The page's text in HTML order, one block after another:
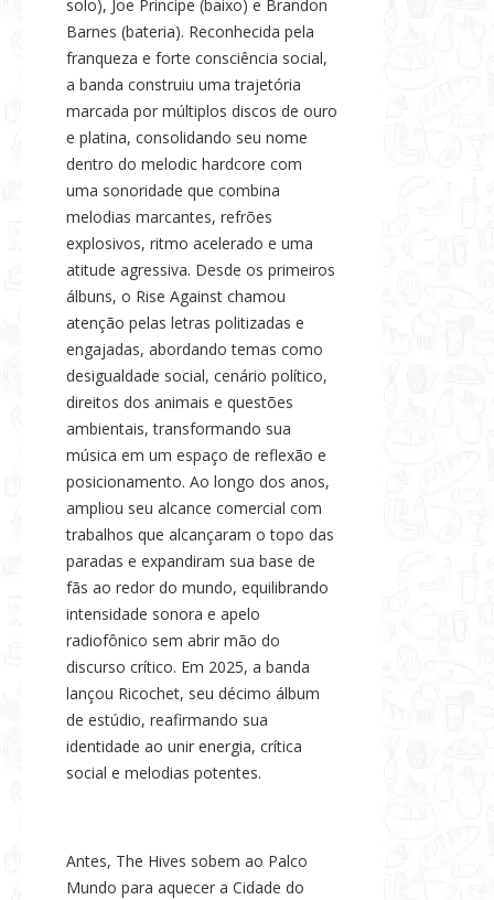
solo), Joe Principe (baixo) e Brandon
Barnes (bateria). Reconhecida pela
franqueza e forte consciência social,
a banda construiu uma trajetória
marcada por múltiplos discos de ouro
e platina, consolidando seu nome
dentro do melodic hardcore com
uma sonoridade que combina
melodias marcantes, refrões
explosivos, ritmo acelerado e uma
atitude agressiva. Desde os primeiros
álbuns, o Rise Against chamou
atenção pelas letras politizadas e
engajadas, abordando temas como
desigualdade social, cenário político,
direitos dos animais e questões
ambientais, transformando sua
música em um espaço de reflexão e
posicionamento. Ao longo dos anos,
ampliou seu alcance comercial com
trabalhos que alcançaram o topo das
paradas e expandiram sua base de
fãs ao redor do mundo, equilibrando
intensidade sonora e apelo
radiofônico sem abrir mão do
discurso crítico. Em 2025, a banda
lançou Ricochet, seu décimo álbum
de estúdio, reafirmando sua
identidade ao unir energia, crítica
social e melodias potentes.
Antes, The Hives sobem ao Palco
Mundo para aquecer a Cidade do